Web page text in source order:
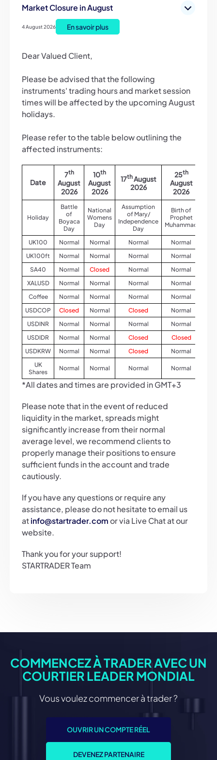
Market Closure in August
4 August 2026 En savoir plus
Dear Valued Client,
Please be advised that the following
instruments' trading hours and market session
times will be affected by the upcoming August
holidays.
Please refer to the table below outlining the
affected instruments:
Date
7th
August
2026
10th
August
2026
17thAugust
2026
25th
August
2026
Holiday
Battle
of
Boyaca
Day
National
Womens
Day
Assumption
of Mary/
Independence
Day
Birth of
Prophet
Muhammad
UK100 Normal Normal Normal Normal
UK100ft
Normal Normal Normal Normal
SA40
Normal Closed Normal Normal
XALUSD
Normal Normal Normal Normal
Coffee
Normal Normal Normal Normal
USDCOP
Closed Normal Closed Normal
USDINR
Normal Normal Normal Normal
USDIDR
Normal Normal Closed Closed
USDKRW
Normal Normal Closed Normal
UK
Shares
Normal Normal Normal Normal
*All dates and times are provided in GMT+3
Please note that in the event of reduced
liquidity in the market, spreads might
significantly increase from their normal
average level, we recommend clients to
properly manage their positions to ensure
sufficient funds in the account and trade
cautiously.
If you have any questions or require any
assistance, please do not hesitate to email us
atinfo@startrader.comor via Live Chat at our
website.
Thank you for your support!
STARTRADER Team
COMMENCEZ À TRADER AVEC UN
COURTIER LEADER MONDIAL
Vous voulez commencer à trader ?
OUVRIR UN COMPTE RÉEL
DEVENEZ PARTENAIRE